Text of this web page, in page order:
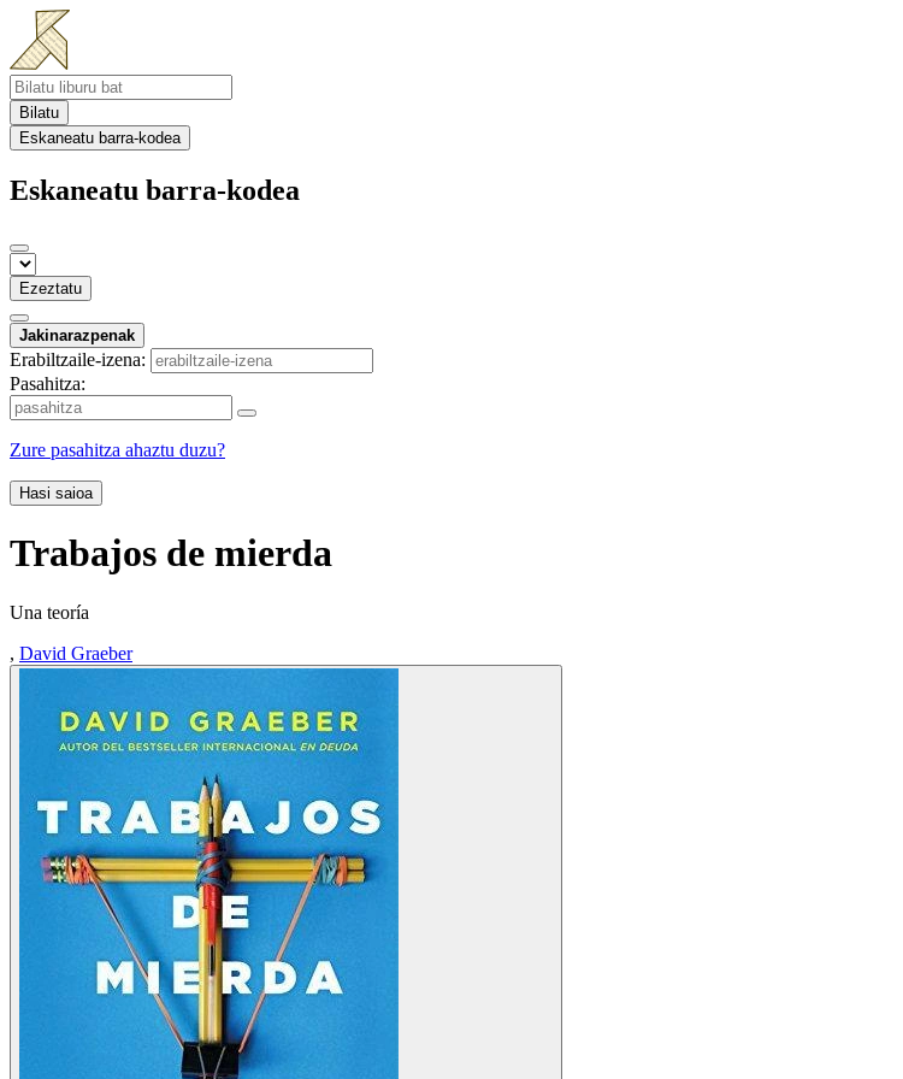
Bilatu
Eskaneatu barra-kodea
Eskaneatu barra-kodea
Ezeztatu
Jakinarazpenak
Erabiltzaile-izena:
Pasahitza:
Zure pasahitza ahaztu duzu?
Hasi saioa
Trabajos de mierda
Una teoría
, David Graeber